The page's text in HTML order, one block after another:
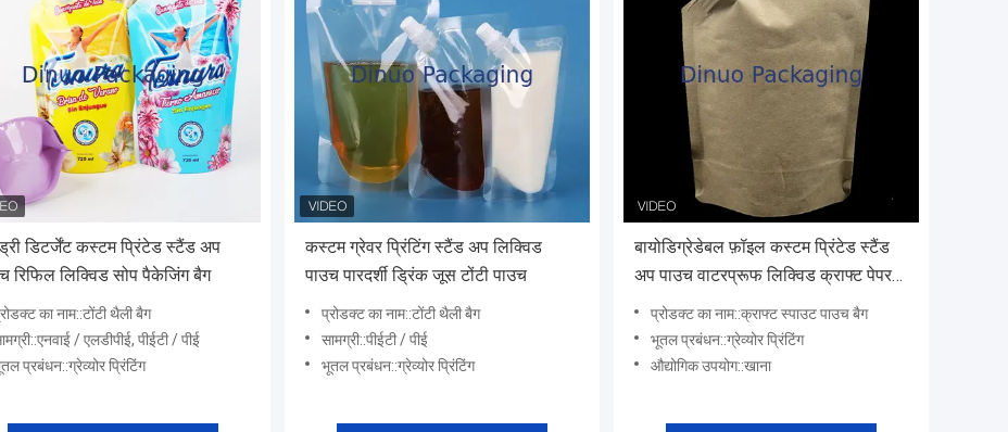
डिटर्जेंट कस्टम प्रिंटेड स्टैंड अप
रिफिल लिक्विड सोप पैकेजिंग बैग
का नाम::टोंटी थैली बैग
/ एलडीपीई, पीईटी / पीई
प्रबंधन::ग्रेव्योर प्रिंटिंग
कस्टम ग्रेवर प्रिंटिंग स्टैंड अप लिक्विड
पाउच पारदर्शी ड्रिंक जूस टोंटी पाउच
प्रोडक्ट का नाम::टोंटी थैली बैग
सामग्री::पीईटी / पीई
भूतल प्रबंधन::ग्रेव्योर प्रिंटिंग
बायोडिग्रेडेबल फ़ॉइल कस्टम प्रिंटेड स्टैंड
अप पाउच वाटरप्रूफ लिक्विड क्राफ्ट पेपर
टोंटी पाउच
प्रोडक्ट का नाम::क्राफ्ट स्पाउट पाउच बैग
भूतल प्रबंधन::ग्रेव्योर प्रिंटिंग
औद्योगिक उपयोग::खाना